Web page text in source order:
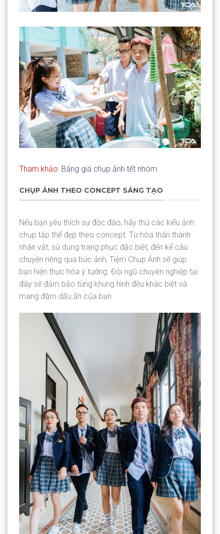
Tham khảo: Bảng giá chụp ảnh tết nhóm
CHỤP ẢNH THEO CONCEPT SÁNG TẠO
Nếu bạn yêu thích sự độc đáo, hãy thử các kiểu ảnh
chụp tập thể đẹp theo concept. Từ hóa thân thành
nhân vật, sử dụng trang phục đặc biệt, đến kể câu
chuyện riêng qua bức ảnh, Tiệm Chụp Ảnh sẽ giúp
bạn hiện thực hóa ý tưởng. Đội ngũ chuyên nghiệp tại
đây sẽ đảm bảo từng khung hình đều khác biệt và
mang đậm dấu ấn của bạn.